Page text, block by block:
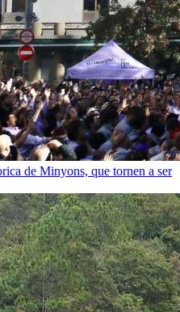
de Minyons, que tornen a ser